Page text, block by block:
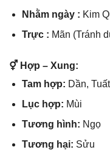
Nhằm ngày : Kim
Trực : Mãn (Tránh
⚥ Hợp – Xung:
Tam hợp: Dần, Tuất
Lục hợp: Mùi
Tươnɡ hình: Ngọ
Tươnɡ hại: Sửu